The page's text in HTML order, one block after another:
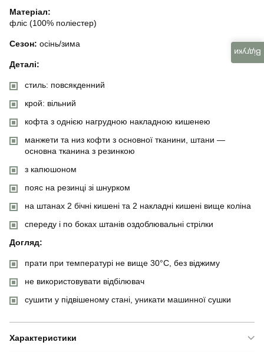
Матеріал:
фліс (100% поліестер)
Сезон: осінь/зима
Деталі:
стиль: повсякденний
крой: вільний
кофта з однією нагрудною накладною кишенею
манжети та низ кофти з основної тканини, штани —
основна тканина з резинкою
з капюшоном
пояс на резинці зі шнурком
на штанах 2 бічні кишені та 2 накладні кишені вище коліна
спереду і по боках штанів оздоблювальні стрілки
Догляд:
прати при температурі не вище 30°C, без віджиму
не використовувати відбілювач
сушити у підвішеному стані, уникати машинної сушки
Характеристики
Відгуки